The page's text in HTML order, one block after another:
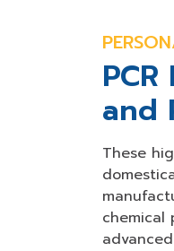
and
These
chemical